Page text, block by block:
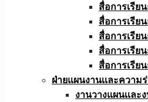
สื่อการเรีย
สื่อการเรีย
สื่อการเรีย
สื่อการเรีย
สื่อการเรีย
ฝ่ายแผนงานเเละความ
งานวางแผนเเล